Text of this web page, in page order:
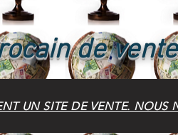
de
UN SITE DE VENTE.